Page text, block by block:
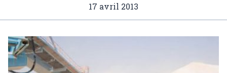
17 avril 2013